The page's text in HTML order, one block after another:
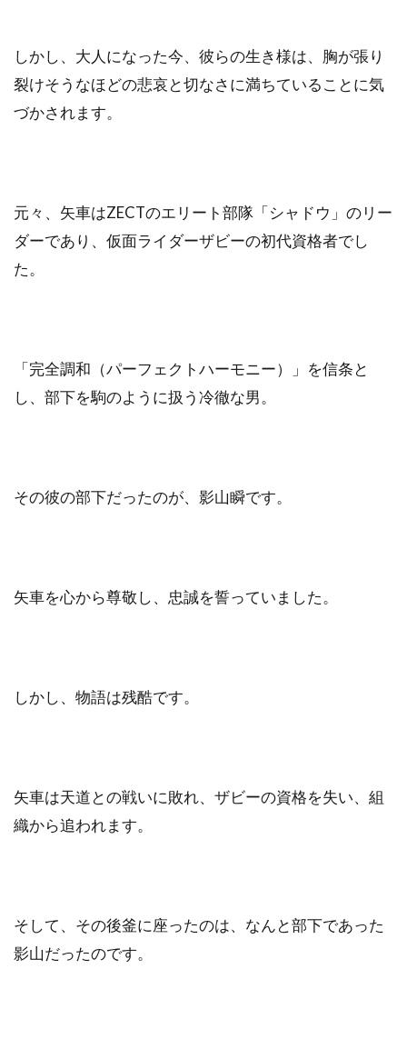
しかし、大人になった今、彼らの生き様は、胸が張り
裂けそうなほどの悲哀と切なさに満ちていることに気
づかされます。
元々、矢車はZECTのエリート部隊「シャドウ」のリー
ダーであり、仮面ライダーザビーの初代資格者でし
た。
「完全調和（パーフェクトハーモニー）」を信条と
し、部下を駒のように扱う冷徹な男。
その彼の部下だったのが、影山瞬です。
矢車を心から尊敬し、忠誠を誓っていました。
しかし、物語は残酷です。
矢車は天道との戦いに敗れ、ザビーの資格を失い、組
織から追われます。
そして、その後釜に座ったのは、なんと部下であった
影山だったのです。